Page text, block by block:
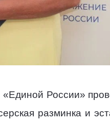
России»
разминка и